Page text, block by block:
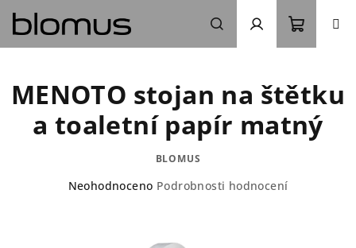
obsah
Hledat Přihlášení
košík
MENOTO stojan na štětku
a toaletní papír matný
BLOMUS
Průměrné
Neohodnoceno Podrobnosti hodnocení